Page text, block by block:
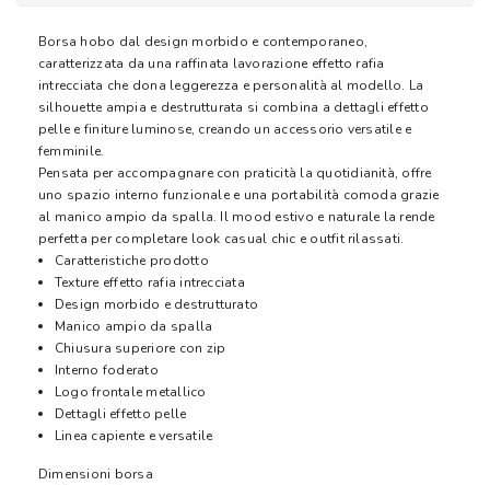
Borsa hobo dal design morbido e contemporaneo,
caratterizzata da una raffinata lavorazione effetto rafia
intrecciata che dona leggerezza e personalità al modello. La
silhouette ampia e destrutturata si combina a dettagli effetto
pelle e finiture luminose, creando un accessorio versatile e
femminile.
Pensata per accompagnare con praticità la quotidianità, offre
uno spazio interno funzionale e una portabilità comoda grazie
al manico ampio da spalla. Il mood estivo e naturale la rende
perfetta per completare look casual chic e outfit rilassati.
Caratteristiche prodotto
Texture effetto rafia intrecciata
Design morbido e destrutturato
Manico ampio da spalla
Chiusura superiore con zip
Interno foderato
Logo frontale metallico
Dettagli effetto pelle
Linea capiente e versatile
Dimensioni borsa